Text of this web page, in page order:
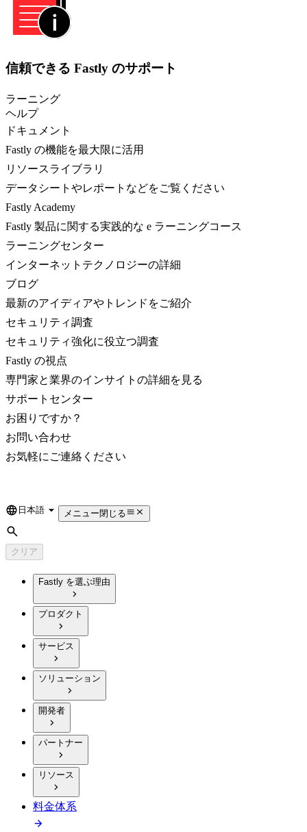
信頼できる Fastly のサポート
ラーニング
ヘルプ
ドキュメント
Fastly の機能を最大限に活用
リソースライブラリ
データシートやレポートなどをご覧ください
Fastly Academy
Fastly 製品に関する実践的な e ラーニングコース
ラーニングセンター
インターネットテクノロジーの詳細
ブログ
最新のアイディアやトレンドをご紹介
セキュリティ調査
セキュリティ強化に役立つ調査
Fastly の視点
専門家と業界のインサイトの詳細を見る
サポートセンター
お困りですか？
お問い合わせ
お気軽にご連絡ください
Language
日本語 メニュー閉じる
検索
クリア
Fastly を選ぶ理由
プロダクト
サービス
ソリューション
開発者
パートナー
リソース
料金体系